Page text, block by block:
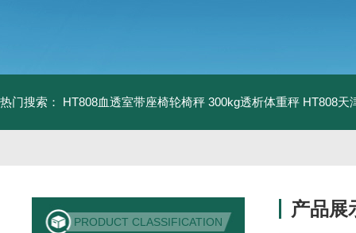
热门搜索： HT808血透室带座椅轮椅秤 300kg透析体重秤 HT808天
PRODUCT CLASSIFICATION
产品展